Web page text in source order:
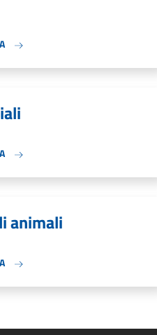
animali